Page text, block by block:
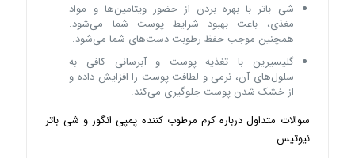
شی باتر با بهره بردن از حضور ویتامین‌ها و مواد
مغذی، باعث بهبود شرایط پوست شما می‌شود.
همچنین موجب حفظ رطوبت دست‌های شما می‌شود.
گلیسیرین با تغذیه پوست و آبرسانی کافی به
سلول‌های آن، نرمی و لطافت پوست را افزایش داده و
از خشک شدن پوست جلوگیری می‌کند.
سوالات متداول درباره کرم مرطوب کننده پمپی انگور و شی باتر
نیوتیس